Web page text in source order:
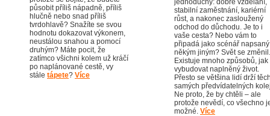
působit příliš nápadně, příliš
hlučně nebo snad příliš
tvrdohlavě? Snažíte se svou
hodnotu dokazovat výkonem,
neustálou snahou a pomocí
druhým? Máte pocit, že
zatímco všichni kolem už kráčí
po naplánované cestě, vy
stále tápete? Více
jednoduchý: dobré vzdělání,
stabilní zaměstnání, kariérní
růst, a nakonec zasloužený
odchod do důchodu. Je to i
vaše cesta? Nebo vám to
připadá jako scénář napsaný
někým jiným? Svět se změnil.
Existuje mnoho způsobů, jak
vybudovat naplněný život.
Přesto se většina lidí drží
samých předvídatelných
Ne proto, že by chtěli – ale
protože nevědí, co všechno
možné. Více